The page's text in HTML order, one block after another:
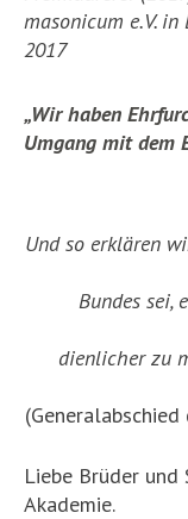
masonicum e.V. in
2017
„Wir haben
Umgang mit dem
Und so erklären
Bundes sei,
dienlicher zu
Liebe Brüder und
Akademie.